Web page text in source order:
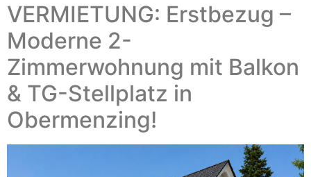
VERMIETUNG: Erstbezug –
Moderne 2-
Zimmerwohnung mit Balkon
& TG-Stellplatz in
Obermenzing!